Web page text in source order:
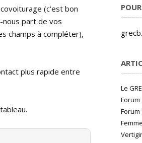
(c’est bon
nous part de vos
champs à compléter),
plus rapide entre
Le